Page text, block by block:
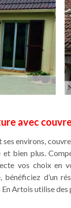
avec
environs,
bien plus.
vos choix en
d’un
Artois utilise